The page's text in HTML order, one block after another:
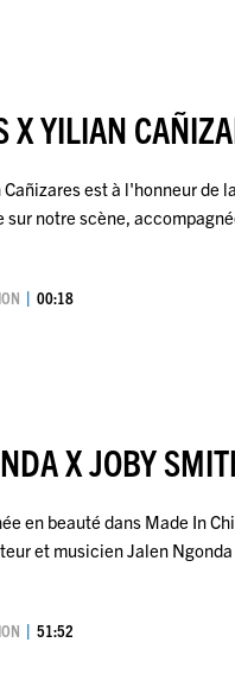
X YILIAN
est à l'honneur de
notre scène,
00:18
X JOBY
en beauté dans Made In
et musicien Jalen
51:52